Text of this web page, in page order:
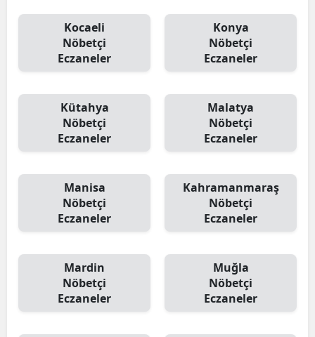
Kocaeli
Nöbetçi
Eczaneler
Konya
Nöbetçi
Eczaneler
Kütahya
Nöbetçi
Eczaneler
Malatya
Nöbetçi
Eczaneler
Manisa
Nöbetçi
Eczaneler
Kahramanmaraş
Nöbetçi
Eczaneler
Mardin
Nöbetçi
Eczaneler
Muğla
Nöbetçi
Eczaneler